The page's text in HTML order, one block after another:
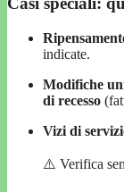
indicate.
Modifiche
di recesso
Vizi di
⚠️ Verifica